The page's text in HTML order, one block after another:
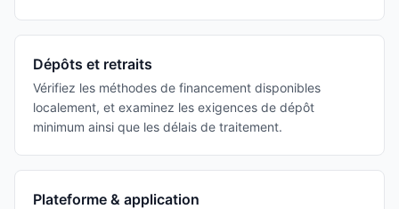
Dépôts et retraits
Vérifiez les méthodes de financement disponibles
localement, et examinez les exigences de dépôt
minimum ainsi que les délais de traitement.
Plateforme & application